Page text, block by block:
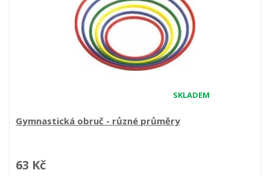
SKLADEM
Gymnastická obruč - různé průměry
63 Kč